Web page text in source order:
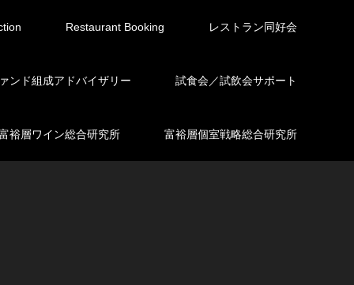
Restaurant Booking レストラン同好会
ンド組成アドバイザリー 試食会／試飲会サポート
裕層ワイン総合研究所 富裕層個室戦略総合研究所